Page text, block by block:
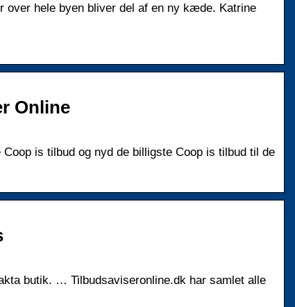
hele byen bliver del af en ny kæde. Katrine
Online
is tilbud og nyd de billigste Coop is tilbud til de
butik. … Tilbudsaviseronline.dk har samlet alle